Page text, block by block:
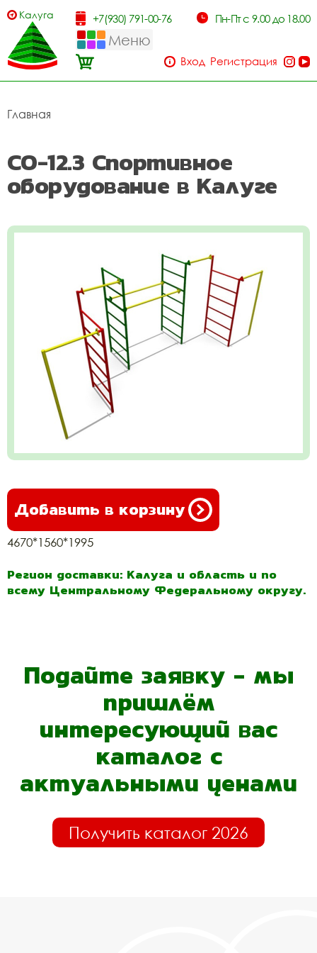
Калуга +7(930) 791-00-76 Пн-Пт с 9.00 до 18.00
Меню
Вход Регистрация
Главная
СО-12.3 Спортивное
оборудование в Калуге
Добавить в корзину
4670*1560*1995
Регион доставки: Калуга и область и по
всему Центральному Федеральному округу.
Подайте заявку - мы
пришлём
интересующий вас
каталог с
актуальными ценами
Получить каталог 2026